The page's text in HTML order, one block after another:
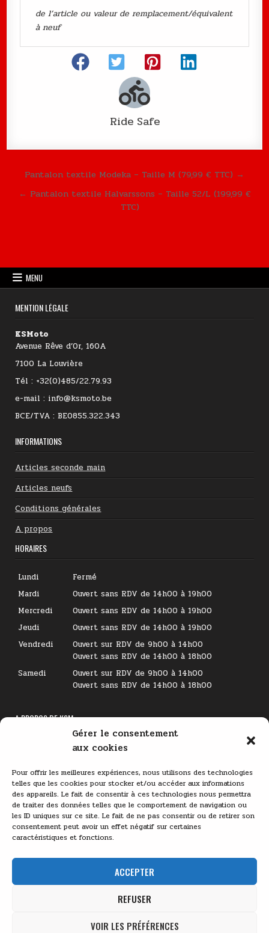
Gérer le consentement
aux cookies
Pour offrir les meilleures expériences, nous utilisons des technologies
telles que les cookies pour stocker et/ou accéder aux informations
des appareils. Le fait de consentir à ces technologies nous permettra
de traiter des données telles que le comportement de navigation ou
les ID uniques sur ce site. Le fait de ne pas consentir ou de retirer son
consentement peut avoir un effet négatif sur certaines
caractéristiques et fonctions.
ACCEPTER
REFUSER
VOIR LES PRÉFÉRENCES
de l’article ou valeur de remplacement/équivalent
à neuf
Ride Safe
Navigation de l’article
Pantalon textile Modeka – Taille M (79,99 € TTC) →
← Pantalon textile Halvarssons – Taille 52/L (199,99 €
TTC)
MENU
MENTION LÉGALE
KSMoto
Avenue Rêve d’Or, 160A
7100 La Louvière
Tél : +32(0)485/22.79.93
e-mail : info@ksmoto.be
BCE/TVA : BE0855.322.343
INFORMATIONS
Articles seconde main
Articles neufs
Conditions générales
A propos
HORAIRES
Lundi
Fermé
Mardi
Ouvert sans RDV de 14h00 à 19h00
Mercredi
Ouvert sans RDV de 14h00 à 19h00
Jeudi
Ouvert sans RDV de 14h00 à 19h00
Vendredi
Ouvert sur RDV de 9h00 à 14h00
Ouvert sans RDV de 14h00 à 18h00
Samedi
Ouvert sur RDV de 9h00 à 14h00
Ouvert sans RDV de 14h00 à 18h00
A PROPOS DE KSM